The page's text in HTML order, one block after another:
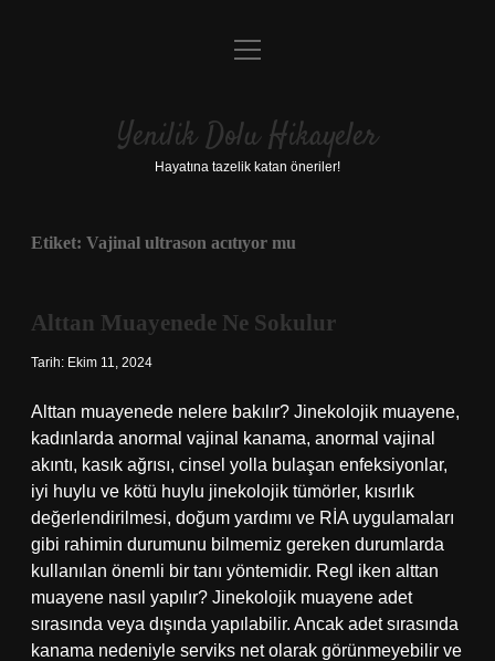
Anasayfa
Yasal Uyarı
menüyü
Yenilik Dolu Hikayeler
Hayatına tazelik katan öneriler!
Etiket: Vajinal ultrason acıtıyor mu
Alttan Muayenede Ne Sokulur
Tarih: Ekim 11, 2024
Alttan muayenede nelere bakılır? Jinekolojik muayene,
kadınlarda anormal vajinal kanama, anormal vajinal
akıntı, kasık ağrısı, cinsel yolla bulaşan enfeksiyonlar,
iyi huylu ve kötü huylu jinekolojik tümörler, kısırlık
değerlendirilmesi, doğum yardımı ve RİA uygulamaları
gibi rahimin durumunu bilmemiz gereken durumlarda
kullanılan önemli bir tanı yöntemidir. Regl iken alttan
muayene nasıl yapılır? Jinekolojik muayene adet
sırasında veya dışında yapılabilir. Ancak adet sırasında
kanama nedeniyle serviks net olarak görünmeyebilir ve